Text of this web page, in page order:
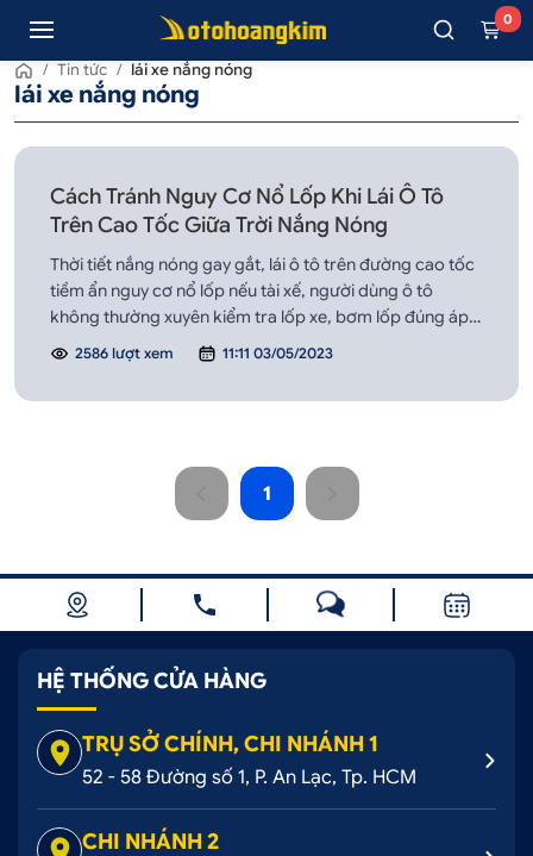
0
/ Tin tức / lái xe nắng nóng
lái xe nắng nóng
Cách Tránh Nguy Cơ Nổ Lốp Khi Lái Ô Tô
Trên Cao Tốc Giữa Trời Nắng Nóng
Thời tiết nắng nóng gay gắt, lái ô tô trên đường cao tốc
tiềm ẩn nguy cơ nổ lốp nếu tài xế, người dùng ô tô
không thường xuyên kiểm tra lốp xe, bơm lốp đúng áp
suất theo khuyến cáo của nhà sản xuất…
2586 lượt xem 11:11 03/05/2023
1
HỆ THỐNG CỬA HÀNG
TRỤ SỞ CHÍNH, CHI NHÁNH 1
52 - 58 Đường số 1, P. An Lạc, Tp. HCM
CHI NHÁNH 2